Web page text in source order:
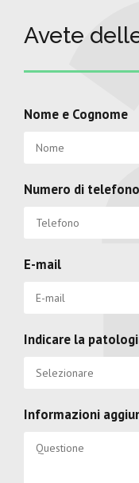
Avete
Nome e Cognome
Numero di telefono
E-mail
Indicare la
Informazioni